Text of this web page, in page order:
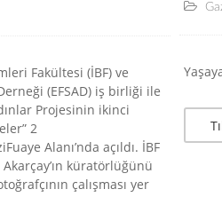
Fakültesi (İBF) ve
(EFSAD) iş birliği ile
Projesinin ikinci
2
Alanı’nda açıldı. İBF
küratörlüğünü
çalışması yer